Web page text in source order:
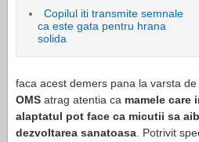
Copilul iti transmite semnale
ca este gata pentru hrana
solida
faca acest demers pana la varsta
OMS atrag atentia ca mamele care
alaptatul pot face ca micutii sa
dezvoltarea sanatoasa . Potrivit